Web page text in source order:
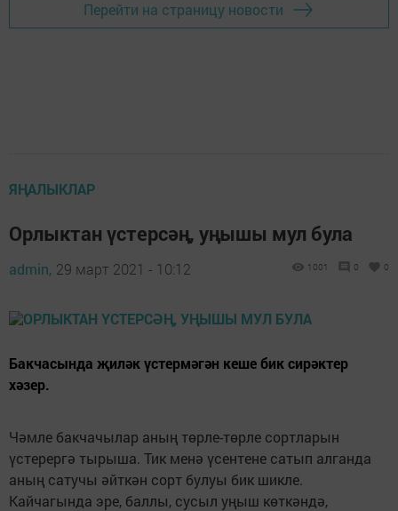
Перейти на страницу новости
ЯҢАЛЫКЛАР
Орлыктан үстерсәң, уңышы мул була
admin, 29 март 2021 - 10:12 1001 0 0
Бакчасында җиләк үс­термә­гән кеше бик си­рәк­тер
хәзер.
Чәмле бакчачылар аның төрле-төрле сортларын
үстерергә тырыша. Тик менә үсентене сатып алганда
аның сатучы әйткән сорт булуы бик шикле.
Кайчагында эре, баллы, сусыл уңыш көт­кәндә,